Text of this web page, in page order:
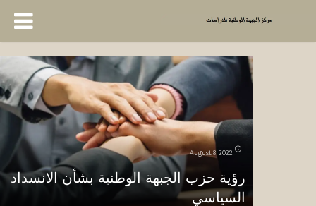
August 8, 2022
رؤية حزب الجبهة الوطنية بشأن الانسداد
السياسي